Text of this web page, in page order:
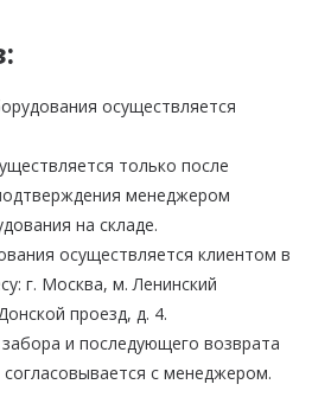
осуществляется
только после
менеджером
на складе.
осуществляется клиентом в
г. Москва, м. Ленинский
проезд, д. 4.
и последующего возврата
с менеджером.